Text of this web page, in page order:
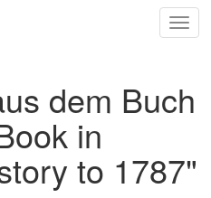
dem Buch
in
to 1787"